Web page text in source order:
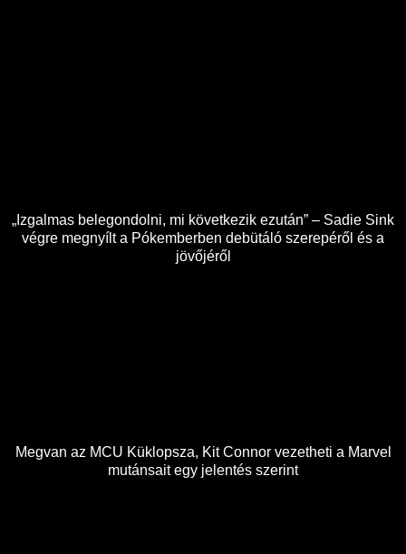
„Izgalmas belegondolni, mi következik ezután” – Sadie Sink
végre megnyílt a Pókemberben debütáló szerepéről és a
jövőjéről
Megvan az MCU Küklopsza, Kit Connor vezetheti a Marvel
mutánsait egy jelentés szerint